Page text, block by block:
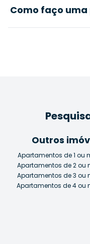
Como faço
Outros
Apartamentos de 1 ou
Apartamentos de 2 ou
Apartamentos de 3 ou
Apartamentos de 4 ou